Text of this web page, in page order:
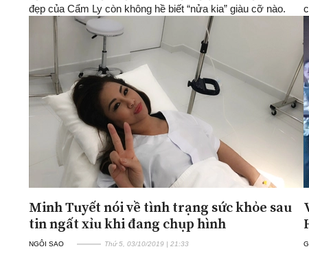
đẹp của Cẩm Ly còn không hề biết “nửa kia” giàu cỡ nào.
Minh Tuyết nói về tình trạng sức khỏe sau
tin ngất xỉu khi đang chụp hình
NGÔI SAO Thứ 5, 03/10/2019 | 21:33